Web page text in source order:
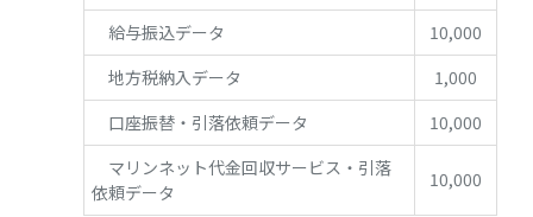
給与振込データ
10,000
地方税納入データ
1,000
口座振替・引落依頼データ
10,000
マリンネット代金回収サービス・引落
依頼データ
10,000